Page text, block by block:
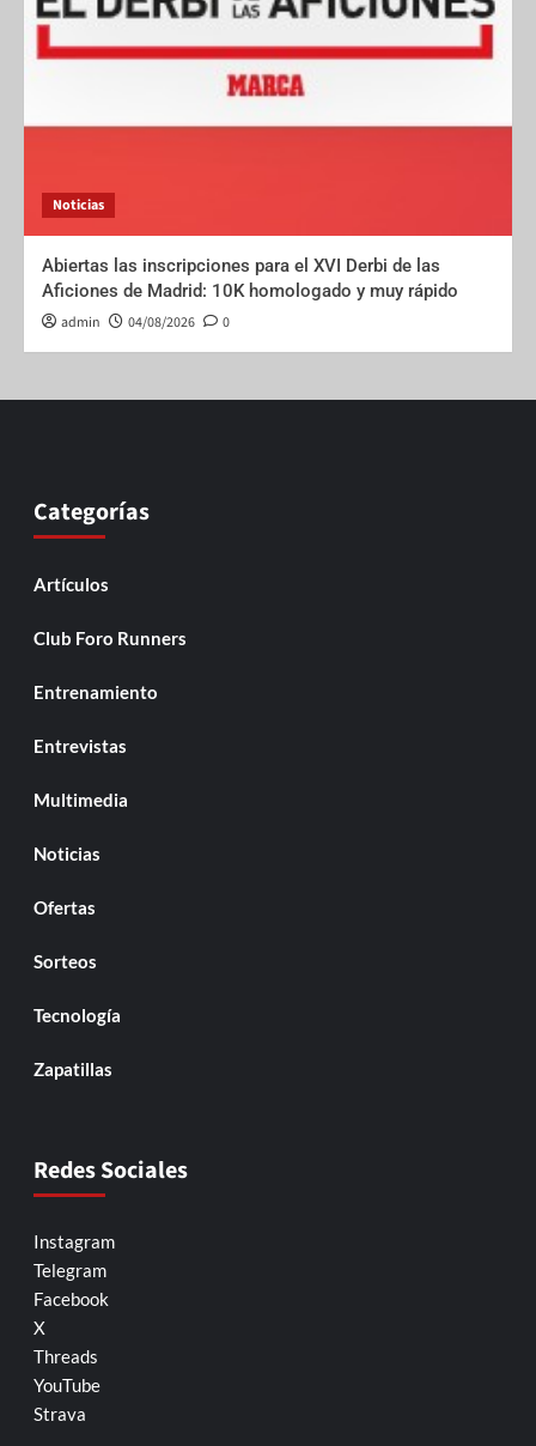
Noticias
Abiertas las inscripciones para el XVI Derbi de las
Aficiones de Madrid: 10K homologado y muy rápido
admin 04/08/2026 0
Categorías
Artículos
Club Foro Runners
Entrenamiento
Entrevistas
Multimedia
Noticias
Ofertas
Sorteos
Tecnología
Zapatillas
Redes Sociales
Instagram
Telegram
Facebook
X
Threads
YouTube
Strava